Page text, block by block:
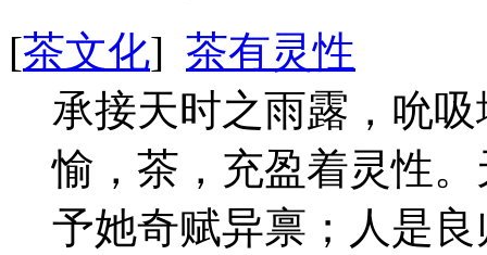
[茶文化] 茶有灵性
承接天时之雨露，吮
愉，茶，充盈着灵性
予她奇赋异禀；人是